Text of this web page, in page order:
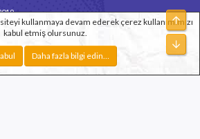
sorgu Toplam zaman
En fazla bellek
kullanmaya devam ederek çerez kullanımımızı
kabul etmiş olursunuz.
Daha fazla bilgi edin…
Üst
Alt